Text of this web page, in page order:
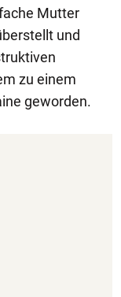
Mutter
und
zu einem
geworden.